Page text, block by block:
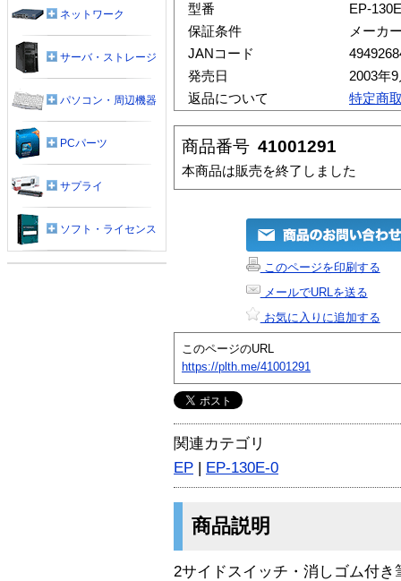
型番
EP-
保証条件
メーカ
JANコード
発売日
2003年
返品について
特定商
商品番号 41001291
本商品は販売を終了しました
このページを印刷する
メールでURLを送る
お気に入りに追加する
このページのURL
https://plth.me/41001291
関連カテゴリ
EP | EP-130E-0
商品説明
2サイドスイッチ・消しゴム付
ネットワーク
サーバ・ストレージ
パソコン・周辺機器
PCパーツ
サプライ
ソフト・ライセンス